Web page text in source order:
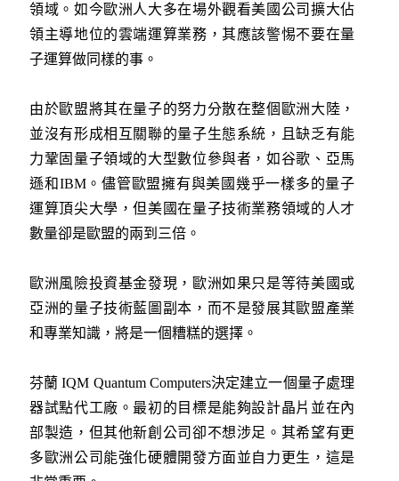
領域。如今歐洲人大多在場外觀看美國公司擴大佔
領主導地位的雲端運算業務，其應該警惕不要在量
子運算做同樣的事。
由於歐盟將其在量子的努力分散在整個歐洲大陸，
並沒有形成相互關聯的量子生態系統，且缺乏有能
力鞏固量子領域的大型數位參與者，如谷歌、亞馬
遜和IBM。儘管歐盟擁有與美國幾乎一樣多的量子
運算頂尖大學，但美國在量子技術業務領域的人才
數量卻是歐盟的兩到三倍。
歐洲風險投資基金發現，歐洲如果只是等待美國或
亞洲的量子技術藍圖副本，而不是發展其歐盟產業
和專業知識，將是一個糟糕的選擇。
芬蘭 IQM Quantum Computers決定建立一個量子處理
器試點代工廠。最初的目標是能夠設計晶片並在內
部製造，但其他新創公司卻不想涉足。其希望有更
多歐洲公司能強化硬體開發方面並自力更生，這是